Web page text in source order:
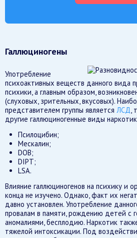
Галлюциногены
Употребление
психоактивных веществ данного вида
психики, а главным образом,
(слуховых, зрительных, вкусовых).
представителем группы является ЛСД,
другие галлюциногенные виды
Псилоцибин;
Мескалин;
DOB;
DIPT;
LSA.
Влияние галлюциногенов на психику и
конца не изучено. Однако, факт их
давно установлен. Употребление
провалам в памяти, рождению детей с
аномалиями, бесплодию. Наркотик
тяжелой интоксикации. Под